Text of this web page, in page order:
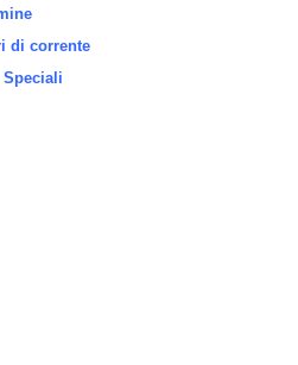
di corrente
Speciali